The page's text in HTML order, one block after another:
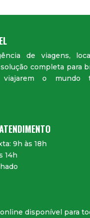
de viagens,
completa para
viajarem o mundo
9h às 18h
14h
disponível para